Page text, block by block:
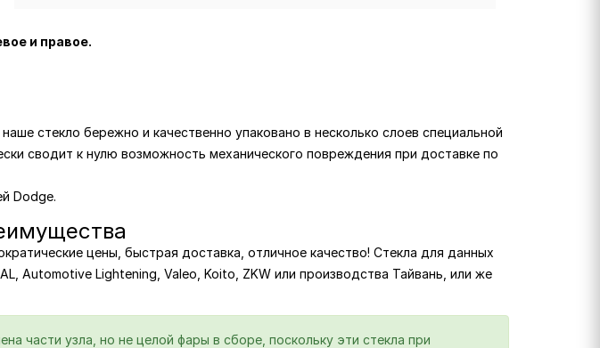
и правое.
стекло бережно и качественно упаковано в несколько слоев специальной
сводит к нулю возможность механического повреждения при доставке по
Dodge.
цены, быстрая доставка, отличное качество! Стекла для данных
Automotive Lightening, Valeo, Koito, ZKW или производства Тайвань, или же
части узла, но не целой фары в сборе, поскольку эти стекла при